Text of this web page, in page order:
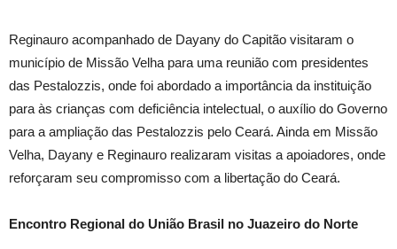
Reginauro acompanhado de Dayany do Capitão visitaram o
município de Missão Velha para uma reunião com presidentes
das Pestalozzis, onde foi abordado a importância da instituição
para às crianças com deficiência intelectual, o auxílio do Governo
para a ampliação das Pestalozzis pelo Ceará. Ainda em Missão
Velha, Dayany e Reginauro realizaram visitas a apoiadores, onde
reforçaram seu compromisso com a libertação do Ceará.
Encontro Regional do União Brasil no Juazeiro do Norte